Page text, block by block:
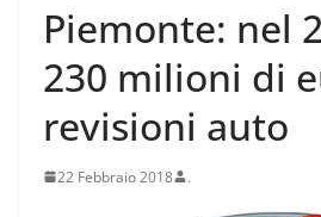
Piemonte: nel
230 milioni di
revisioni auto
22 Febbraio 2018 .